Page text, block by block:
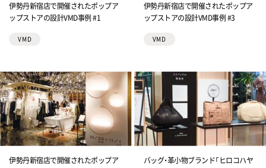
伊勢丹新宿店で開催されたポップア
ップストアの設計VMD事例 #1
VMD
伊勢丹新宿店で開催されたポップア
ップストアの設計VMD事例 #3
VMD
伊勢丹新宿店で開催されたポップア
バッグ・革小物ブランド「ヒロコハヤ